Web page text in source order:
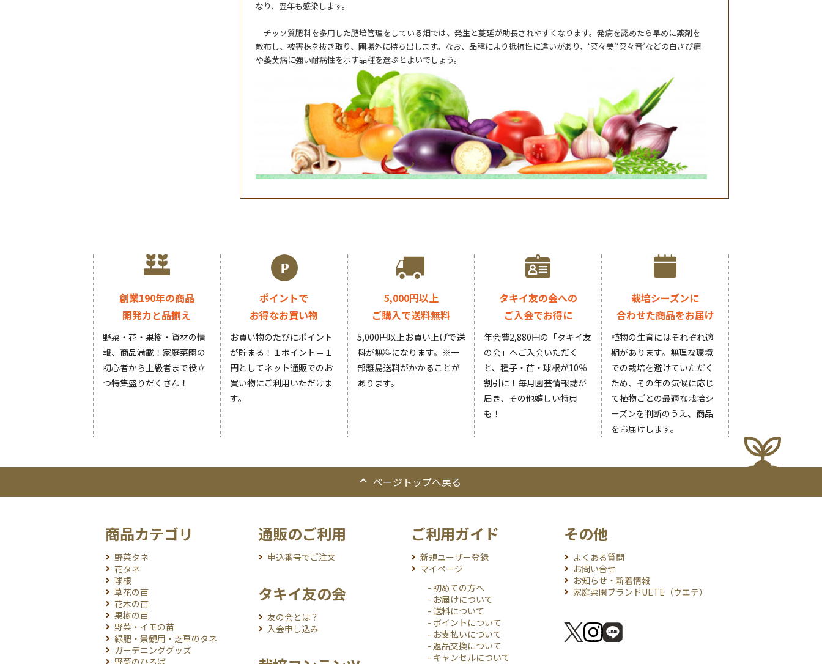
なり、翌年も感染します。
チッソ質肥料を多用した肥培管理をしている畑では、発生と蔓延が助長されやすくなります。発病を認めたら早めに薬剤を
散布し、被害株を抜き取り、圃場外に持ち出します。なお、品種により抵抗性に違いがあり、‘菜々美’‘菜々音’などの白さび病
や萎黄病に強い耐病性を示す品種を選ぶとよいでしょう。
創業190年の商品
開発力と品揃え
野菜・花・果樹・資材の情
報、商品満載！家庭菜園の
初心者から上級者まで役立
つ特集盛りだくさん！
ポイントで
お得なお買い物
お買い物のたびにポイント
が貯まる！１ポイント＝１
円としてネット通販でのお
買い物にご利用いただけま
す。
5,000円以上
ご購入で送料無料
5,000円以上お買い上げで送
料が無料になります。 ※一
部離島送料がかかることが
あります。
タキイ友の会への
ご入会でお得に
年会費2,880円の「タキイ友
の会」へご入会いただく
と、種子・苗・球根が10％
割引に！毎月園芸情報誌が
届き、その他嬉しい特典
も！
栽培シーズンに
合わせた商品をお届け
植物の生育にはそれぞれ適
期があります。無理な環境
での栽培を避けていただく
ため、その年の気候に応じ
て植物ごとの最適な栽培シ
ーズンを判断のうえ、商品
をお届けします。
ページトップへ戻る
商品カテゴリ
野菜タネ
花タネ
球根
草花の苗
花木の苗
果樹の苗
野菜・イモの苗
緑肥・景観用・芝草のタネ
ガーデニンググッズ
野菜のひろば
通販のご利用
申込番号でご注文
タキイ友の会
友の会とは？
入会申し込み
ご利用ガイド
新規ユーザー登録
マイページ
- 初めての方へ
- お届けについて
- 送料について
- ポイントについて
- お支払いについて
- 返品交換について
- キャンセルについて
その他
よくある質問
お問い合せ
お知らせ・新着情報
家庭菜園ブランドUETE（ウエテ）